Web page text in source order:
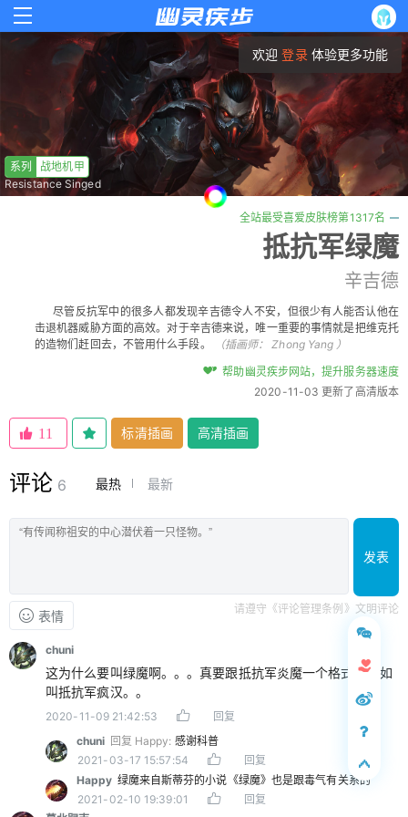
欢迎 登录 体验更多功能
Resistance Singed
系列 战地机甲
全站最受喜爱皮肤榜第1317名
抵抗军绿魔
辛吉德
尽管反抗军中的很多人都发现辛吉德令人不安，但很少有人能否认他在
击退机器威胁方面的高效。对于辛吉德来说，唯一重要的事情就是把维克托
的造物们赶回去，不管用什么手段。
（插画师：Zhong Yang ）
帮助幽灵疾步网站，提升服务器速度
2020-11-03 更新了高清版本
11 标清插画 高清插画
评论 6 最热 最新
发表
表情 请遵守《评论管理条例》文明评论
chuni
这为什么要叫绿魔啊。。。真要跟抵抗军炎魔一个格式还不如
叫抵抗军疯汉。。
2020-11-09 21:42:53
回复
chuni 回复 Happy: 感谢科普
2021-03-17 15:57:54
回复
Happy 绿魔来自斯蒂芬的小说《绿魔》也是跟毒气有关系的
2021-02-10 19:39:01
回复